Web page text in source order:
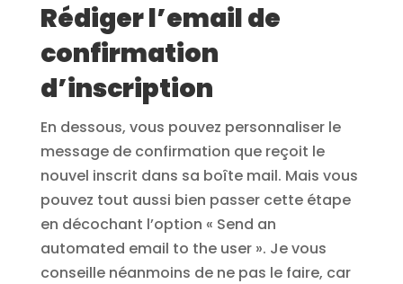
Rédiger l’email de
confirmation
d’inscription
En dessous, vous pouvez personnaliser le
message de confirmation que reçoit le
nouvel inscrit dans sa boîte mail. Mais vous
pouvez tout aussi bien passer cette étape
en décochant l’option « Send an
automated email to the user ». Je vous
conseille néanmoins de ne pas le faire, car